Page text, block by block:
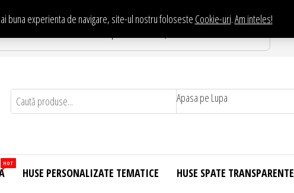
buna experienta de navigare, site-ul nostru foloseste Cookie-uri.Am inteles!
Te asteptam in Showroom eHuse.ro
Apasa pe Lupa
HOT
HUSE PERSONALIZATE TEMATICE HUSE SPATE TRANSPARENTE